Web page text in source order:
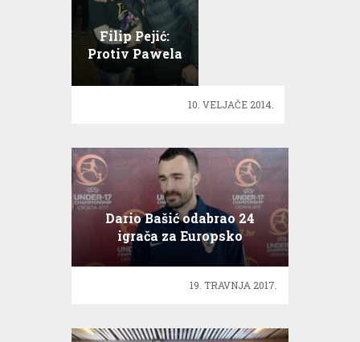
Filip Pejić:
Protiv Pawela
Kozlowskog
bit će
10. VELJAČE 2014.
Dario Bašić odabrao 24
igrača za Europsko
prvenstvo
19. TRAVNJA 2017.